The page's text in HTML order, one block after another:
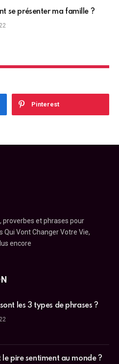
se présenter ma famille ?
Pinterest
et phrases pour
Qui Vont Changer Votre Vie,
encore
les 3 types de phrases ?
le pire sentiment au monde ?